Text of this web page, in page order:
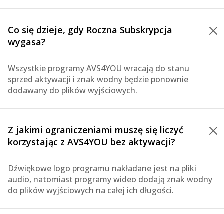
Co się dzieje, gdy Roczna Subskrypcja
wygasa?
Wszystkie programy AVS4YOU wracają do stanu
sprzed aktywacji i znak wodny będzie ponownie
dodawany do plików wyjściowych.
Z jakimi ograniczeniami muszę się liczyć
korzystając z AVS4YOU bez aktywacji?
Dźwiękowe logo programu nakładane jest na pliki
audio, natomiast programy wideo dodają znak wodny
do plików wyjściowych na całej ich długości.